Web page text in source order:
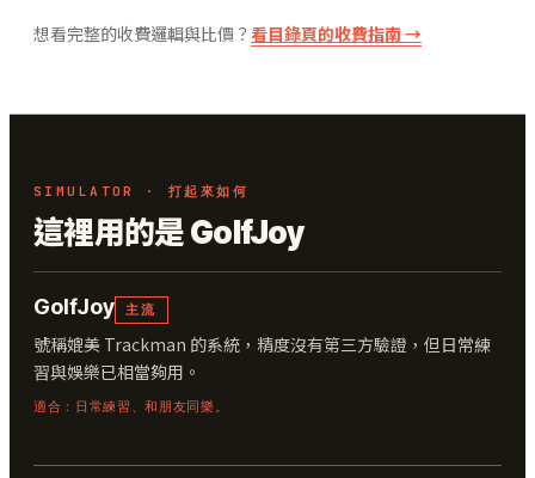
想看完整的收費邏輯與比價？ 看目錄頁的收費指南 →
SIMULATOR · 打起來如何
這裡用的是 GolfJoy
GolfJoy 主流
號稱媲美 Trackman 的系統，精度沒有第三方驗證，但日常練
習與娛樂已相當夠用。
適合：日常練習、和朋友同樂。